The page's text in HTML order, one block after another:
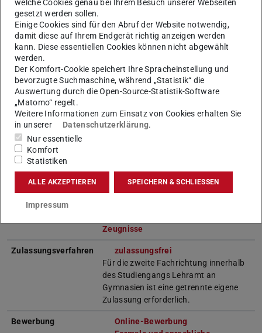
einBetriebspraktikumvon
einem Produktions-,
Weiterverarbeitungs-, Handels- oder
Dienstleistungsbetrieb. Es ist
spätestens bei der Meldung zur
Ersten Staatsprüfung
nachzuweisen. Zuständig für die
LehrkräfteakademieDarmstadt.
Die Praktische Ausbildung,
„Aufbau des Studiengangs“).
Studienberechtigung
Zeugnisse
Zulassungsverfahren
zulassungsfrei
Für die zweite Fachrichtung innerhalb
des Studiengangs Lehramt an
Gymnasien ist eine getrennte eigene
Zulassung erforderlich.
Bewerbung
Online-Bewerbung
welche Cookies genau bei Ihrem Besuch unserer Webseiten
gesetzt werden sollen.
Einige Cookies sind für den Abruf der Website notwendig,
damit diese auf Ihrem Endgerät richtig anzeigen werden
kann. Diese essentiellen Cookies können nicht abgewählt
werden.
Der Komfort-Cookie speichert Ihre Spracheinstellung und
bevorzugte Suchmaschine, während „Statistik“ die
Auswertung durch die Open-Source-Statistik-Software
„Matomo“ regelt.
Weitere Informationen zum Einsatz von Cookies erhalten Sie
in unserer
Datenschutzerklärung.
Nur essentielle
Komfort
Statistiken
ALLE AKZEPTIEREN SPEICHERN & SCHLIESSEN
Impressum